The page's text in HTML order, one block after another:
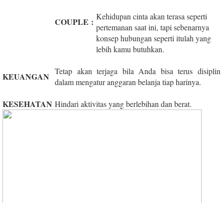
COUPLE : Kehidupan cinta akan terasa seperti
pertemanan saat ini, tapi sebenarnya
konsep hubungan seperti itulah yang
lebih kamu butuhkan.
KEUANGAN Tetap akan terjaga bila Anda bisa terus disiplin
dalam mengatur anggaran belanja tiap harinya.
KESEHATAN Hindari aktivitas yang berlebihan dan berat.